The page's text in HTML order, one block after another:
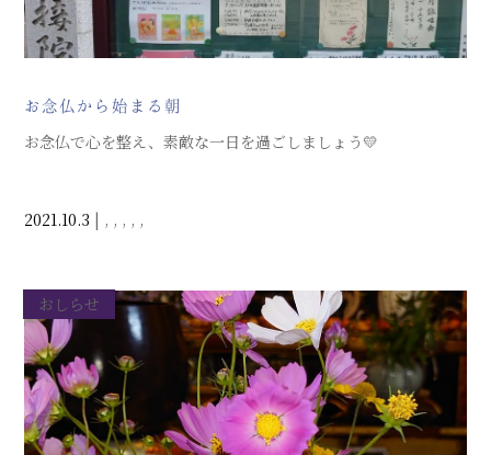
お念仏から始まる朝
2021.10.3 | , , , , ,
お念仏で心を整え、素敵な一日を過ごしましょう💛
おしらせ